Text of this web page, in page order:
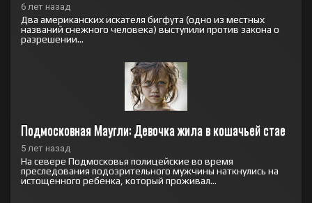
6 лет назад
Два американских искателя бигфута (одно из местных
названий снежного человека) выступили против закона о
разрешении...
Подмосковная Маугли: Девочка жила в кошачьей стае
5 лет назад
На севере Подмосковья полицейские во время
преследования подозрительного мужчины наткнулись на
истощенного ребенка, который проживал...